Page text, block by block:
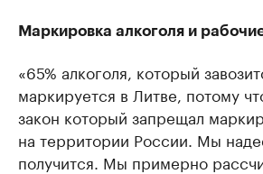
Маркировка алкоголя и
«65% алкоголя, который
маркируется в Литве, потому
закон который запрещал
на территории России. Мы
получится. Мы примерно